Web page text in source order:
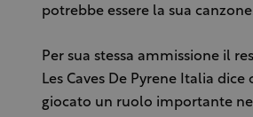
potrebbe essere la sua
Per sua stessa ammissione il
Les Caves De Pyrene Italia dice
giocato un ruolo importante